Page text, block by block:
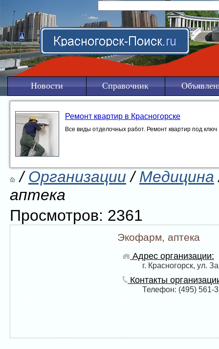
Новости Справочник
Ремонт квартир в Красногорске
Все виды отделочных работ. Ремонт квартир под ключ
/Организации/Медицина
аптека
Просмотров: 2361
Экофарм, аптека
Адрес организации:
г. Красногорск, ул.
Контакты
Телефон: (495) 561-